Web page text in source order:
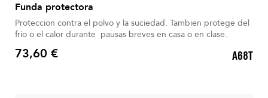
Funda protectora
Protección contra el polvo y la suciedad. También protege del
frío o el calor durante pausas breves en casa o en clase.
Precio
73,60 € A68T